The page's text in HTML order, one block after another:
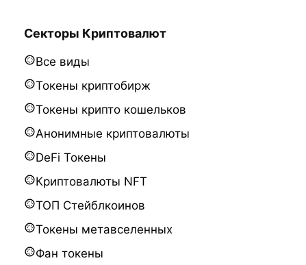
Секторы Криптовалют
Все виды
Токены криптобирж
Токены крипто кошельков
Анонимные криптовалюты
DeFi Токены
Криптовалюты NFT
ТОП Стейблкоинов
Токены метавселенных
Фан токены